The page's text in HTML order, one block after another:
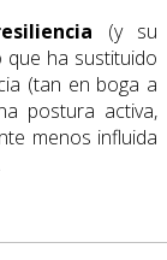
(y su
que ha sustituido
(tan en boga a
postura activa,
menos influida